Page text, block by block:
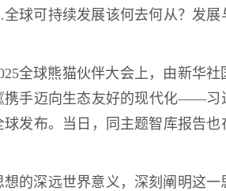
球可持续发展该何去何从？发展
全球熊猫伙伴大会上，由新华
携手迈向生态友好的现代化——习
发布。当日，同主题智库报告
的深远世界意义，深刻阐明这